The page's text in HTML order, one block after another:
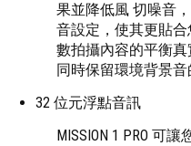
果並降低風 切噪音
音設定，使其更貼
數拍攝內容的平衡
同時保留環境背景音
32 位元浮點音訊
MISSION 1 PRO 可